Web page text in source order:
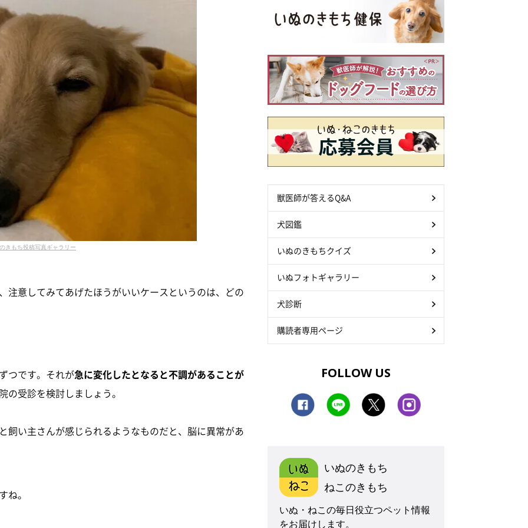
きもち投稿写真ギャラリー
意してみてあげたほうがいいケースというのは、どの
つです。それが急に変化したとなると不調があることが
受診を検討しましょう。
飼い主さんが感じられるようなものだと、脳に異常があ
。
獣医師が答えるQ&A
犬図鑑
いぬのきもちクイズ
いぬフォトギャラリー
犬診断
購読者専用ページ
FOLLOW US
いぬのきもち
ねこのきもち
いぬ・ねこの毎日役立つペット情報
をお届けします。